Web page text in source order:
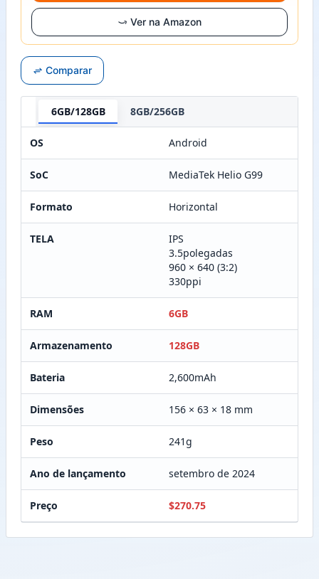
Ver na Amazon
Comparar
6GB/128GB 8GB/256GB
OS Android
SoC MediaTek Helio G99
Formato Horizontal
TELA
IPS
3.5polegadas
960 × 640 (3:2)
330ppi
RAM 6GB
Armazenamento 128GB
Bateria 2,600mAh
Dimensões 156 × 63 × 18 mm
Peso 241g
Ano de lançamento setembro de 2024
Preço $270.75